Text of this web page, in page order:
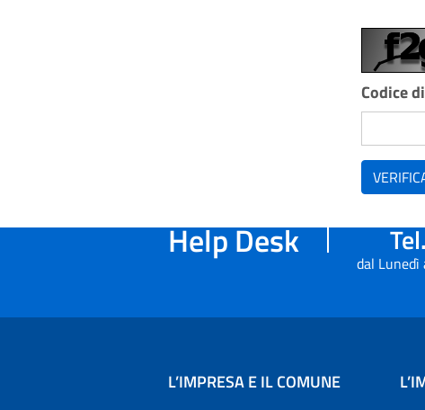
Codice
Help Desk dal Lunedì
L’IMPRESA E IL COMUNE